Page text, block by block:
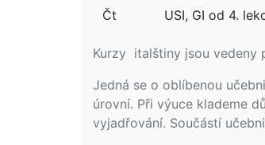
Kurzy italštiny jsou vedeny
Jedná se o oblíbenou
úrovní. Při výuce klademe
vyjadřování. Součástí
Čt USI, GI od 4.